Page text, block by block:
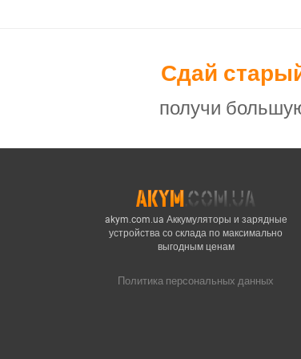
Сдай
получи
akym.com.ua Аккумуляторы и зарядные
устройства со склада по максимально
выгодным ценам
Политика персональных данных